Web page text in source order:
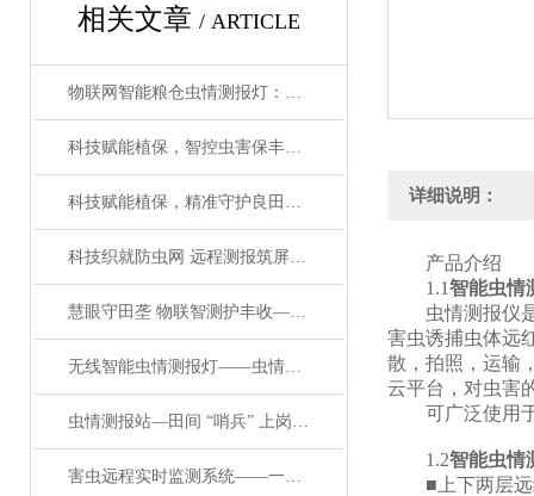
相关文章 / ARTICLE
物联网智能粮仓虫情测报灯：科技赋能储粮管护-智能测报灯守护粮食仓储安全
科技赋能植保，智控虫害保丰收——智能识别虫情测报分析系统
科技赋能植保，精准守护良田——智能虫情预警测报系统
科技织就防虫网 远程测报筑屏障——远程虫情测报分析系统破解植保监测难题
慧眼守田垄 物联智测护丰收——物联网虫情信息自动测报灯的农业革新
无线智能虫情测报灯——虫情识别 “火眼金睛”：智能系统的辨虫秘籍
虫情测报站—田间 “哨兵” 上岗：智能化虫情预警系统的实战案例解析
害虫远程实时监测系统——一款自动清扫的自动识别虫情测报灯#2024已更新
详细说明：
产品介绍
1.1智能虫情
虫情测报仪是
害虫诱捕虫体远
散，拍照，运输
云平台，对虫害
可广泛使用于
1.2智能虫情
■上下两层远红